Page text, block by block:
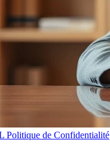
de Confidentialité